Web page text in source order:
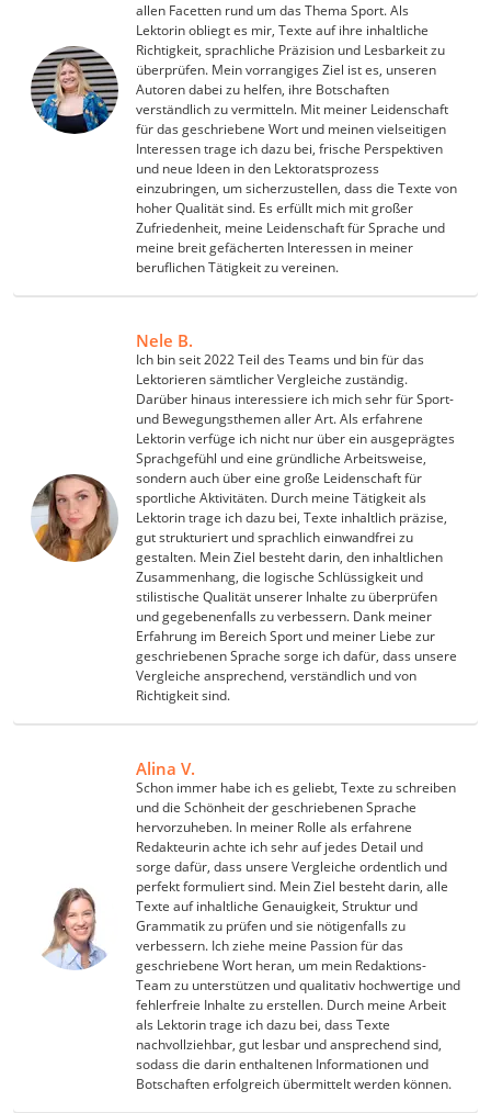
allen Facetten rund um das Thema Sport. Als
Lektorin obliegt es mir, Texte auf ihre inhaltliche
Richtigkeit, sprachliche Präzision und Lesbarkeit zu
überprüfen. Mein vorrangiges Ziel ist es, unseren
Autoren dabei zu helfen, ihre Botschaften
verständlich zu vermitteln. Mit meiner Leidenschaft
für das geschriebene Wort und meinen vielseitigen
Interessen trage ich dazu bei, frische Perspektiven
und neue Ideen in den Lektoratsprozess
einzubringen, um sicherzustellen, dass die Texte von
hoher Qualität sind. Es erfüllt mich mit großer
Zufriedenheit, meine Leidenschaft für Sprache und
meine breit gefächerten Interessen in meiner
beruflichen Tätigkeit zu vereinen.
Nele B.
Ich bin seit 2022 Teil des Teams und bin für das
Lektorieren sämtlicher Vergleiche zuständig.
Darüber hinaus interessiere ich mich sehr für Sport-
und Bewegungsthemen aller Art. Als erfahrene
Lektorin verfüge ich nicht nur über ein ausgeprägtes
Sprachgefühl und eine gründliche Arbeitsweise,
sondern auch über eine große Leidenschaft für
sportliche Aktivitäten. Durch meine Tätigkeit als
Lektorin trage ich dazu bei, Texte inhaltlich präzise,
gut strukturiert und sprachlich einwandfrei zu
gestalten. Mein Ziel besteht darin, den inhaltlichen
Zusammenhang, die logische Schlüssigkeit und
stilistische Qualität unserer Inhalte zu überprüfen
und gegebenenfalls zu verbessern. Dank meiner
Erfahrung im Bereich Sport und meiner Liebe zur
geschriebenen Sprache sorge ich dafür, dass unsere
Vergleiche ansprechend, verständlich und von
Richtigkeit sind.
Alina V.
Schon immer habe ich es geliebt, Texte zu schreiben
und die Schönheit der geschriebenen Sprache
hervorzuheben. In meiner Rolle als erfahrene
Redakteurin achte ich sehr auf jedes Detail und
sorge dafür, dass unsere Vergleiche ordentlich und
perfekt formuliert sind. Mein Ziel besteht darin, alle
Texte auf inhaltliche Genauigkeit, Struktur und
Grammatik zu prüfen und sie nötigenfalls zu
verbessern. Ich ziehe meine Passion für das
geschriebene Wort heran, um mein Redaktions-
Team zu unterstützen und qualitativ hochwertige und
fehlerfreie Inhalte zu erstellen. Durch meine Arbeit
als Lektorin trage ich dazu bei, dass Texte
nachvollziehbar, gut lesbar und ansprechend sind,
sodass die darin enthaltenen Informationen und
Botschaften erfolgreich übermittelt werden können.